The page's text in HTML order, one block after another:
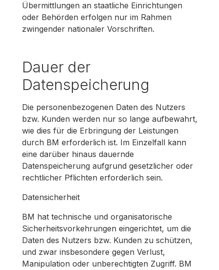
Übermittlungen an staatliche Einrichtungen
oder Behörden erfolgen nur im Rahmen
zwingender nationaler Vorschriften.
Dauer der
Datenspeicherung
Die personenbezogenen Daten des Nutzers
bzw. Kunden werden nur so lange aufbewahrt,
wie dies für die Erbringung der Leistungen
durch BM erforderlich ist. Im Einzelfall kann
eine darüber hinaus dauernde
Datenspeicherung aufgrund gesetzlicher oder
rechtlicher Pflichten erforderlich sein.
Datensicherheit
BM hat technische und organisatorische
Sicherheitsvorkehrungen eingerichtet, um die
Daten des Nutzers bzw. Kunden zu schützen,
und zwar insbesondere gegen Verlust,
Manipulation oder unberechtigten Zugriff. BM